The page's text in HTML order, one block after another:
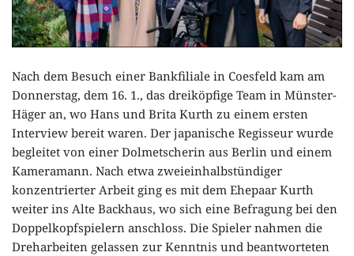
Nach dem Besuch einer Bankfiliale in Coesfeld kam am
Donnerstag, dem 16. 1., das dreiköpfige Team in Münster-
Häger an, wo Hans und Brita Kurth zu einem ersten
Interview bereit waren. Der japanische Regisseur wurde
begleitet von einer Dolmetscherin aus Berlin und einem
Kameramann. Nach etwa zweieinhalbstündiger
konzentrierter Arbeit ging es mit dem Ehepaar Kurth
weiter ins Alte Backhaus, wo sich eine Befragung bei den
Doppelkopfspielern anschloss. Die Spieler nahmen die
Dreharbeiten gelassen zur Kenntnis und beantworteten